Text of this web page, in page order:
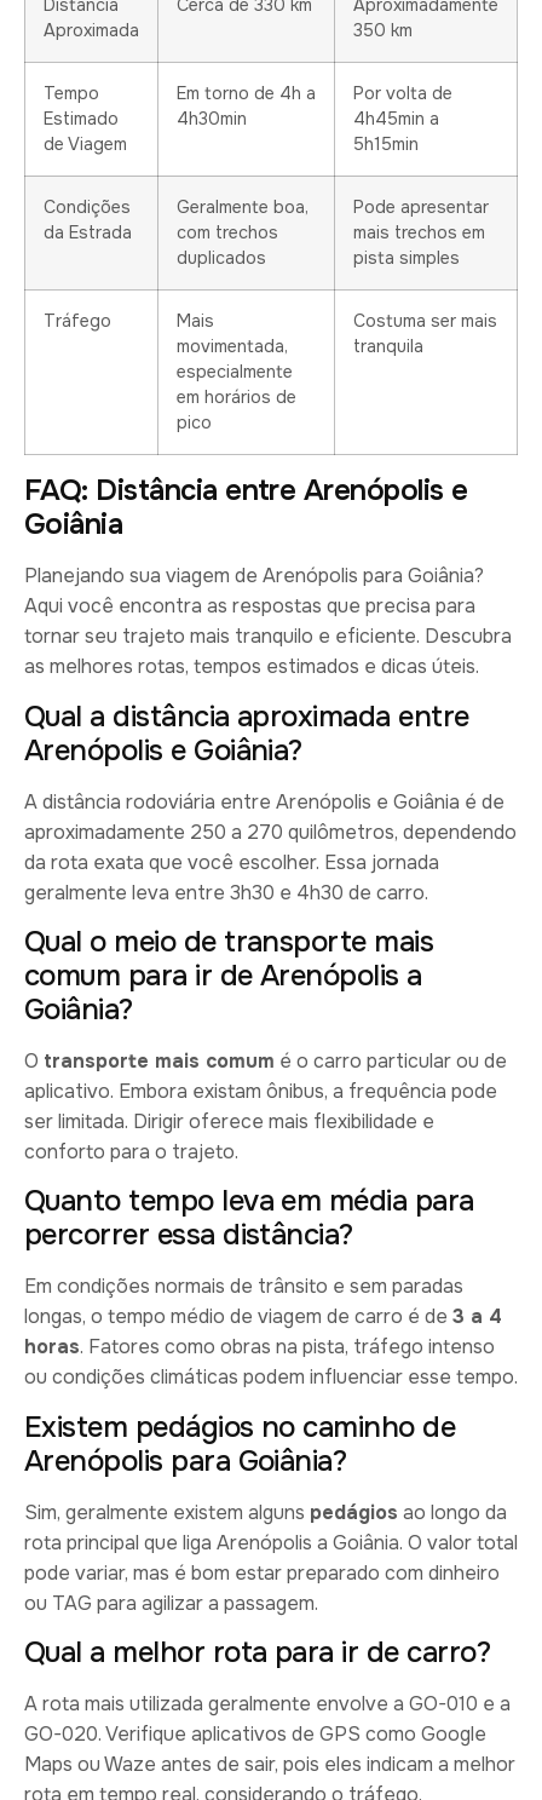
Distância
Aproximada
Cerca de 330 km
Aproximadamente
350 km
Tempo
Estimado
de Viagem
Em torno de 4h a
4h30min
Por volta de
4h45min a
5h15min
Condições
da Estrada
Geralmente boa,
com trechos
duplicados
Pode apresentar
mais trechos em
pista simples
Tráfego
Mais
movimentada,
especialmente
em horários de
pico
Costuma ser mais
tranquila
FAQ: Distância entre Arenópolis e
Goiânia
Planejando sua viagem de Arenópolis para Goiânia?
Aqui você encontra as respostas que precisa para
tornar seu trajeto mais tranquilo e eficiente. Descubra
as melhores rotas, tempos estimados e dicas úteis.
Qual a distância aproximada entre
Arenópolis e Goiânia?
A distância rodoviária entre Arenópolis e Goiânia é de
aproximadamente 250 a 270 quilômetros, dependendo
da rota exata que você escolher. Essa jornada
geralmente leva entre 3h30 e 4h30 de carro.
Qual o meio de transporte mais
comum para ir de Arenópolis a
Goiânia?
O transporte mais comum é o carro particular ou de
aplicativo. Embora existam ônibus, a frequência pode
ser limitada. Dirigir oferece mais flexibilidade e
conforto para o trajeto.
Quanto tempo leva em média para
percorrer essa distância?
Em condições normais de trânsito e sem paradas
longas, o tempo médio de viagem de carro é de 3 a 4
horas. Fatores como obras na pista, tráfego intenso
ou condições climáticas podem influenciar esse tempo.
Existem pedágios no caminho de
Arenópolis para Goiânia?
Sim, geralmente existem alguns pedágios ao longo da
rota principal que liga Arenópolis a Goiânia. O valor total
pode variar, mas é bom estar preparado com dinheiro
ou TAG para agilizar a passagem.
Qual a melhor rota para ir de carro?
A rota mais utilizada geralmente envolve a GO-010 e a
GO-020. Verifique aplicativos de GPS como Google
Maps ou Waze antes de sair, pois eles indicam a melhor
rota em tempo real, considerando o tráfego.